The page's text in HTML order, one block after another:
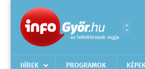
HÍREK PROGRAMOK